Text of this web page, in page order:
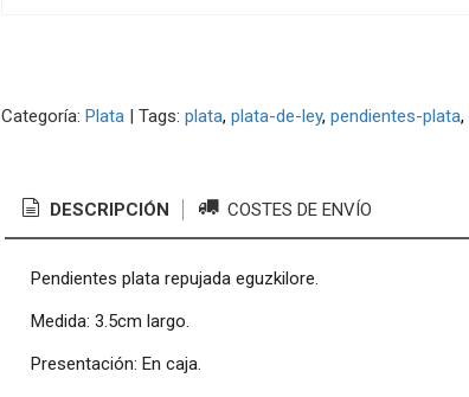
Categoría: Plata| Tags: plata plata-de-ley pendientes-plata
DESCRIPCIÓN COSTES DE ENVÍO
Pendientes plata repujada eguzkilore.
Medida: 3.5cm largo.
Presentación: En caja.